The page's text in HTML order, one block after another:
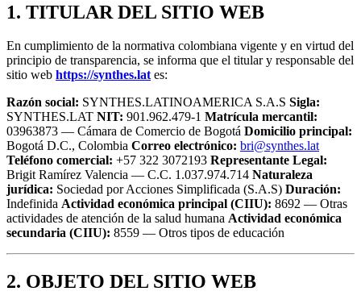
1. TITULAR DEL SITIO WEB
En cumplimiento de la normativa colombiana vigente y en virtud del
principio de transparencia, se informa que el titular y responsable del
sitio web https://synthes.lates:
Razón social: SYNTHES.LATINOAMERICA S.A.S Sigla:
SYNTHES.LAT NIT: 901.962.479-1 Matrícula mercantil:
03963873 — Cámara de Comercio de Bogotá Domicilio principal:
Bogotá D.C., Colombia Correo electrónico: bri@synthes.lat
Teléfono comercial: +57 322 3072193 Representante Legal:
Brigit Ramírez Valencia — C.C. 1.037.974.714 Naturaleza
jurídica: Sociedad por Acciones Simplificada (S.A.S) Duración:
Indefinida Actividad económica principal (CIIU): 8692 — Otras
actividades de atención de la salud humana Actividad económica
secundaria (CIIU): 8559 — Otros tipos de educación
2. OBJETO DEL SITIO WEB